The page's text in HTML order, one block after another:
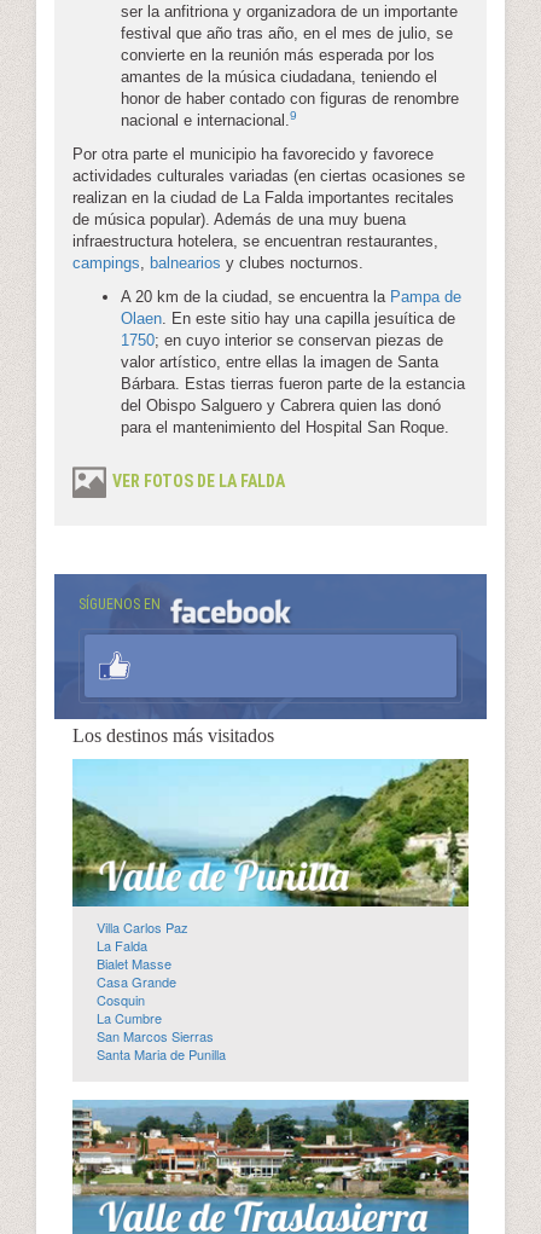
ser la anfitriona y organizadora de un importante
festival que año tras año, en el mes de julio, se
convierte en la reunión más esperada por los
amantes de la música ciudadana, teniendo el
honor de haber contado con figuras de renombre
nacional e internacional.
9
Por otra parte el municipio ha favorecido y favorece
actividades culturales variadas (en ciertas ocasiones se
realizan en la ciudad de La Falda importantes recitales
de música popular). Además de una muy buena
infraestructura hotelera, se encuentran restaurantes,
campings
balnearios y clubes nocturnos.
A 20 km de la ciudad, se encuentra la Pampa de
Olaen . En este sitio hay una capilla jesuítica de
1750; en cuyo interior se conservan piezas de
valor artístico, entre ellas la imagen de Santa
Bárbara. Estas tierras fueron parte de la estancia
del Obispo Salguero y Cabrera quien las donó
para el mantenimiento del Hospital San Roque.
VER FOTOS DE LA FALDA
SÍGUENOS EN
Los destinos más visitados
Villa Carlos Paz
La Falda
Bialet Masse
Casa Grande
Cosquin
La Cumbre
San Marcos Sierras
Santa Maria de Punilla